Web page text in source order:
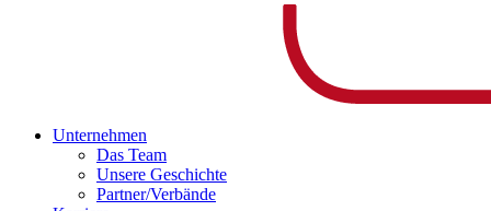
Unternehmen
Das Team
Unsere Geschichte
Partner/Verbände